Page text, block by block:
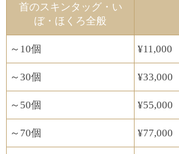
​首のスキンタッグ・い
ぼ・ほくろ全般
～10個 ¥11,000
～30個 ¥33,000
～50個 ¥55,000
～70個 ¥77,000